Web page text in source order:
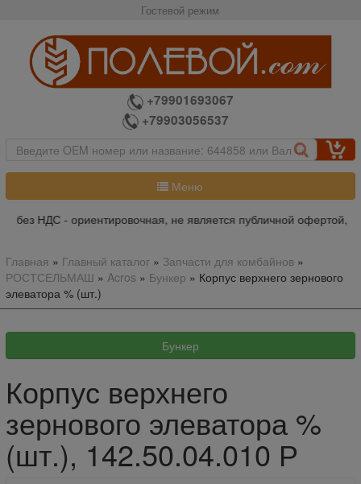
Гостевой режим
+79901693067
+79903056537
Меню
без НДС - ориентировочная, не является публичной офертой,
Главная » Главный каталог» Запчасти для комбайнов»
РОСТСЕЛЬМАШ » Acros » Бункер » Корпус верхнего зернового
элеватора % (шт.)
Корпус верхнего
зернового элеватора %
(шт.), 142.50.04.010 Р